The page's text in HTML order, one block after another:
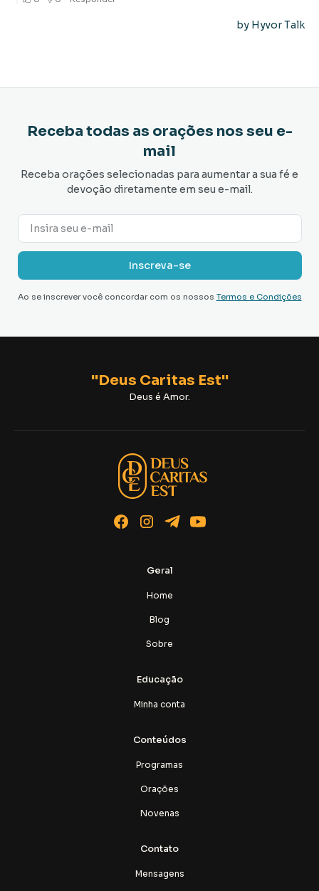
Receba todas as orações nos seu e-
mail
Receba orações selecionadas para aumentar a sua fé e
devoção diretamente em seu e-mail.
Ao se inscrever você concordar com os nossos Termos e Condições
"Deus Caritas Est"
Deus é Amor.
Geral
Home
Blog
Sobre
Educação
Minha conta
Conteúdos
Programas
Orações
Novenas
Contato
Mensagens